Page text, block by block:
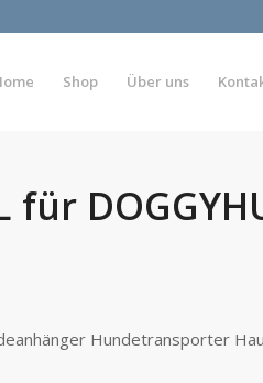
Shop Über uns
Hundetransporter